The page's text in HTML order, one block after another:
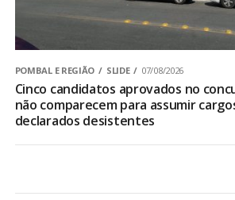
POMBAL E REGIÃO SLIDE 07/08/2026
Cinco candidatos aprovados no
não comparecem para assumir
declarados desistentes